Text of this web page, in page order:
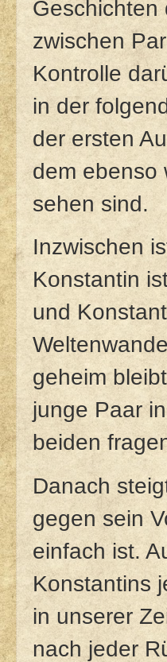
Geschichten
zwischen
Kontrolle
in der
der ersten
dem ebenso
sehen sind.
Inzwischen
Konstantin
und
geheim
junge Paar
beiden
Danach
gegen sein
einfach ist.
Konstantins
in unserer
nach jeder